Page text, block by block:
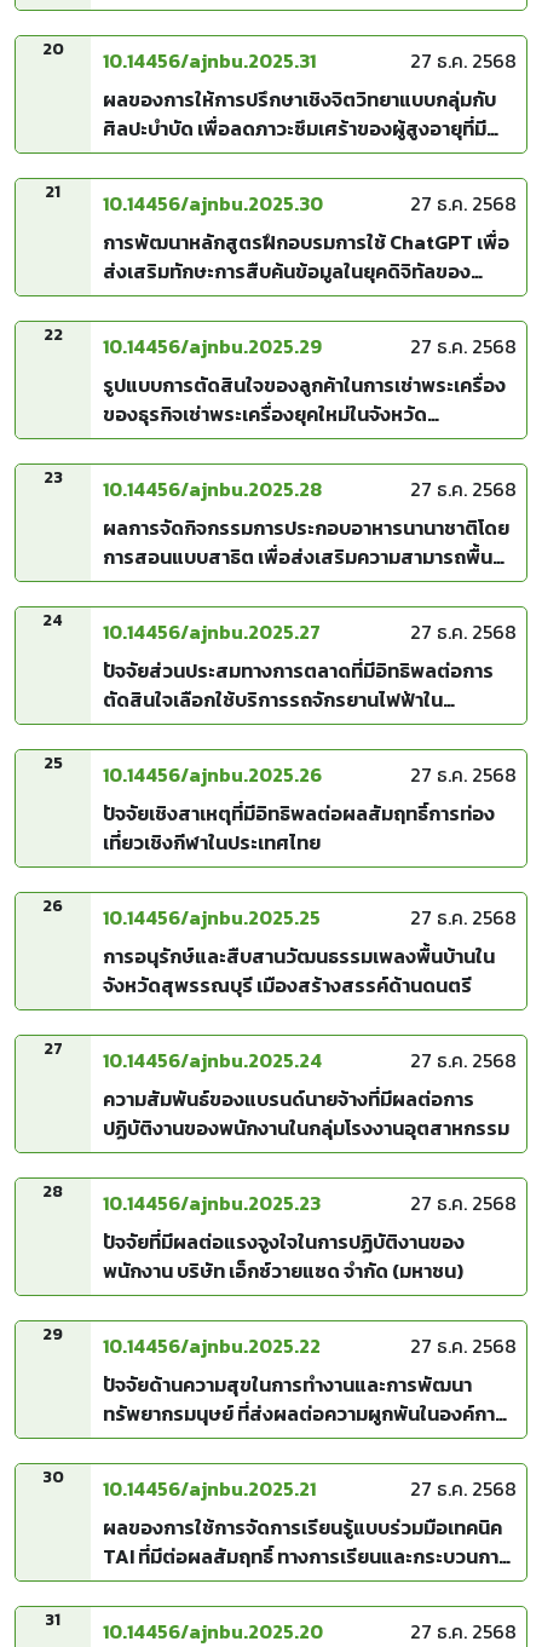
แผนการจัดการเรียนรู้ตามหลักการพัฒนาสมองเป็น
ฐานร่วมกับการ์ตูนแอนิเมชัน
20 10.14456/ajnbu.2025.31
27 ธ.ค. 2568
ผลของการให้การปรึกษาเชิงจิตวิทยาแบบกลุ่มกับ
ศิลปะบำบัด เพื่อลดภาวะซึมเศร้าของผู้สูงอายุที่มี
ภาวะโรคหลอดเลือดสมองที่ศูนย์ดูแลผู้สูงอายุใน
กรุงเทพมหานคร
21 10.14456/ajnbu.2025.30
27 ธ.ค. 2568
การพัฒนาหลักสูตรฝึกอบรมการใช้ ChatGPT เพื่อ
ส่งเสริมทักษะการสืบค้นข้อมูลในยุคดิจิทัลของ
นักศึกษามหาวิทยาลัยเทคโนโลยีราชมงคลอีสาน
22 10.14456/ajnbu.2025.29
27 ธ.ค. 2568
รูปแบบการตัดสินใจของลูกค้าในการเช่าพระเครื่อง
ของธุรกิจเช่าพระเครื่องยุคใหม่ในจังหวัด
นครสวรรค์
23 10.14456/ajnbu.2025.28
27 ธ.ค. 2568
ผลการจัดกิจกรรมการประกอบอาหารนานาชาติโดย
การสอนแบบสาธิต เพื่อส่งเสริมความสามารถพื้น
ฐานทางคณิตศาสตร์ของเด็กปฐมวัย โรงเรียน บี
เอฟ เอส จังหวัดนนทบุรี
24 10.14456/ajnbu.2025.27
27 ธ.ค. 2568
ปัจจัยส่วนประสมทางการตลาดที่มีอิทธิพลต่อการ
ตัดสินใจเลือกใช้บริการรถจักรยานไฟฟ้าใน
มหาวิทยาลัยเทคโนโลยีราชมงคลอีสาน นครราชสีมา
25 10.14456/ajnbu.2025.26
27 ธ.ค. 2568
ปัจจัยเชิงสาเหตุที่มีอิทธิพลต่อผลสัมฤทธิ์การท่อง
เที่ยวเชิงกีฬาในประเทศไทย
26 10.14456/ajnbu.2025.25
27 ธ.ค. 2568
การอนุรักษ์และสืบสานวัฒนธรรมเพลงพื้นบ้านใน
จังหวัดสุพรรณบุรี เมืองสร้างสรรค์ด้านดนตรี
27 10.14456/ajnbu.2025.24
27 ธ.ค. 2568
ความสัมพันธ์ของแบรนด์นายจ้างที่มีผลต่อการ
ปฏิบัติงานของพนักงานในกลุ่มโรงงานอุตสาหกรรม
28 10.14456/ajnbu.2025.23
27 ธ.ค. 2568
ปัจจัยที่มีผลต่อแรงจูงใจในการปฏิบัติงานของ
พนักงาน บริษัท เอ็กซ์วายแซด จำกัด (มหาชน)
29 10.14456/ajnbu.2025.22
27 ธ.ค. 2568
ปัจจัยด้านความสุขในการทำงานและการพัฒนา
ทรัพยากรมนุษย์ ที่ส่งผลต่อความผูกพันในองค์การ
ของข้าราชการ กลุ่มเจนเนอเรชั่นวายกรมบัญชีกลาง
30 10.14456/ajnbu.2025.21
27 ธ.ค. 2568
ผลของการใช้การจัดการเรียนรู้แบบร่วมมือเทคนิค
TAI ที่มีต่อผลสัมฤทธิ์ ทางการเรียนและกระบวนการ
กลุ่มของนักเรียนชั้นประถมศึกษาปีที่ 6
31 10.14456/ajnbu.2025.20
27 ธ.ค. 2568